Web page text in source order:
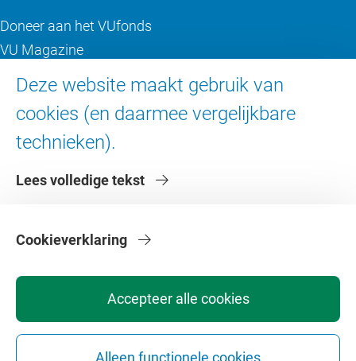
Deze website maakt gebruik van
cookies (en daarmee vergelijkbare
technieken).
Lees volledige tekst
Accepteer alle cookies
Alleen functionele cookies
Cookieverklaring
Doneer aan het VUfonds
VU Magazine
Over de VU
Contact en route
Faculteiten